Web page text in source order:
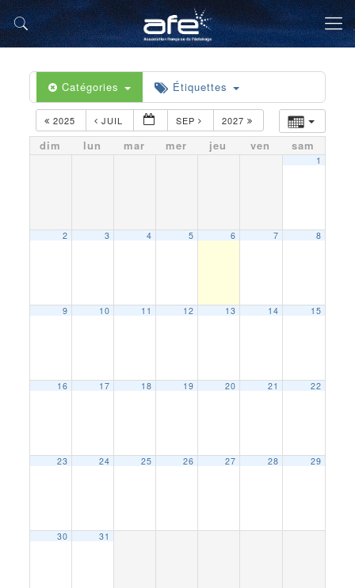
Catégories Étiquettes
2025 JUIL SEP 2027
dim lun mar mer jeu ven sam
1
2 3 4 5 6 7 8
9 10 11 12 13 14 15
16 17 18 19 20 21 22
23 24 25 26 27 28 29
30 31